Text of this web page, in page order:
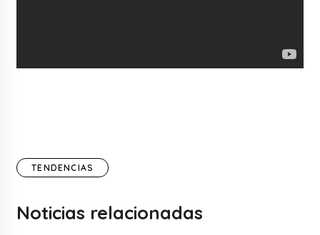
TENDENCIAS
Noticias relacionadas